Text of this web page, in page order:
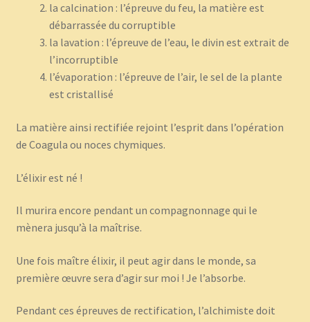
la calcination : l’épreuve du feu, la matière est
débarrassée du corruptible
la lavation : l’épreuve de l’eau, le divin est extrait de
l’incorruptible
l’évaporation : l’épreuve de l’air, le sel de la plante
est cristallisé
La matière ainsi rectifiée rejoint l’esprit dans l’opération
de Coagula ou noces chymiques.
L’élixir est né !
Il murira encore pendant un compagnonnage qui le
mènera jusqu’à la maîtrise.
Une fois maître élixir, il peut agir dans le monde, sa
première œuvre sera d’agir sur moi ! Je l’absorbe.
Pendant ces épreuves de rectification, l’alchimiste doit